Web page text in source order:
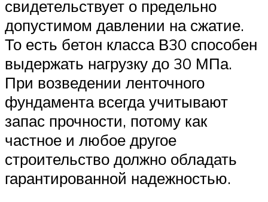
свидетельствует о предельно
допустимом давлении на сжатие.
То есть бетон класса В30 способен
выдержать нагрузку до 30 МПа.
При возведении ленточного
фундамента всегда учитывают
запас прочности, потому как
частное и любое другое
строительство должно обладать
гарантированной надежностью.